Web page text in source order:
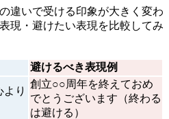
違いで受ける印象が大きく変わ
現・避けたい表現を比較してみ
避けるべき表現例
り
創立○○周年を終えておめ
でとうございます（終わる
は避ける）